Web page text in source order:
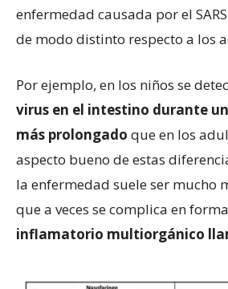
enfermedad causada por el
de modo distinto respecto a los
Por ejemplo, en los niños se
virus en el intestino durante
más prolongado que en los
aspecto bueno de estas
la enfermedad suele ser mucho
que a veces se complica en
inflamatorio multiorgánico